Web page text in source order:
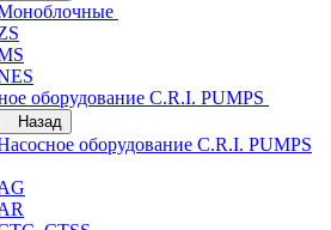
оборудование C.R.I. PUMPS
Назад
оборудование C.R.I. PUMPS